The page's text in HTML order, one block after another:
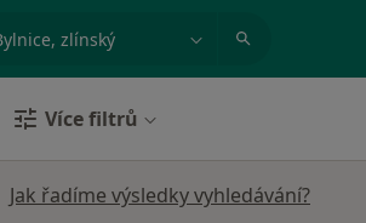
region
Více filtrů
Jak řadíme výsledky vyhledávání?